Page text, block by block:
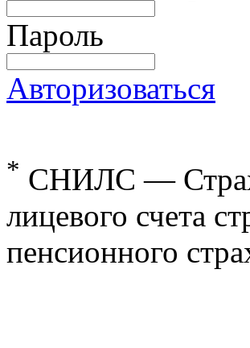
Пароль
Авторизоваться
* СНИЛС —
лицевого счета
пенсионного